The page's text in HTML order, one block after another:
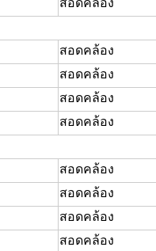
สอดคล้อง
สอดคล้อง
สอดคล้อง
สอดคล้อง
สอดคล้อง
สอดคล้อง
สอดคล้อง
สอดคล้อง
สอดคล้อง